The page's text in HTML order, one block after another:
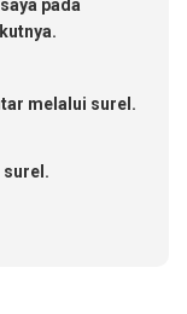
pada
melalui surel.
surel.